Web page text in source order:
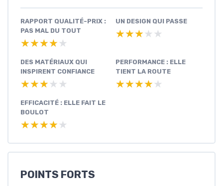
RAPPORT QUALITÉ-PRIX :
PAS MAL DU TOUT
★★★★★
★★★★★
UN DESIGN QUI PASSE
★★★★★
★★★★★
DES MATÉRIAUX QUI
INSPIRENT CONFIANCE
★★★★★
★★★★★
PERFORMANCE : ELLE
TIENT LA ROUTE
★★★★★
★★★★★
EFFICACITÉ : ELLE FAIT LE
BOULOT
★★★★★
★★★★★
POINTS FORTS